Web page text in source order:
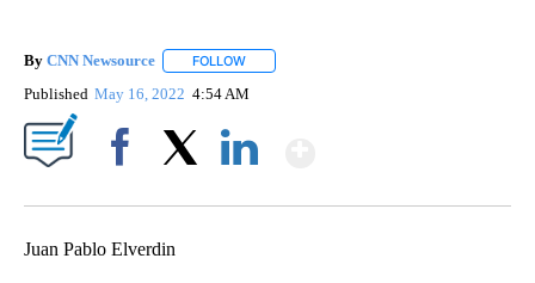
By CNN Newsource FOLLOW
Published May 16, 2022 4:54 AM
Juan Pablo Elverdin